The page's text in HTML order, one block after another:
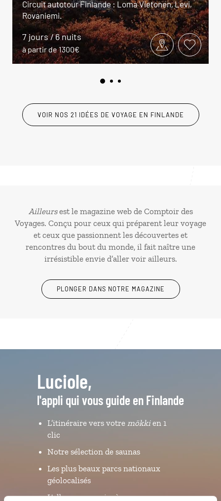
Circuit autotour Finlande : Loma Vietonen, Levi,
Rovaniemi.
7 jours / 6 nuits
à partir de 1300€
VOIR NOS 21 IDÉES DE VOYAGE EN FINLANDE
Ailleursest le magazine web de Comptoir des
Voyages. Conçu pour ceux qui préparent leur voyage
et ceux que passionnent les découvertes et
rencontres du bout du monde, il fait naître une
irrésistible envie d’aller voir ailleurs.
PLONGER DANS NOTRE MAGAZINE
Luciole,
l'appli qui vous guide en Finlande
L’itinéraire vers votre mökkien 1
clic
Notre sélection de saunas
Les plus beaux parcs nationaux
géolocalisés
L'album souvenirs à composer